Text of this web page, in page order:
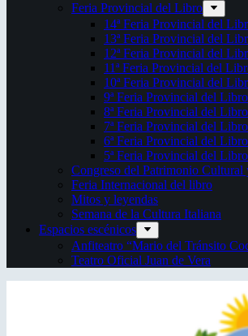
Feria Provincial del Libro
14ª Feria Provincial del
13ª Feria Provincial del
12ª Feria Provincial del
11ª Feria Provincial del
10ª Feria Provincial del
9ª Feria Provincial del Libro
8ª Feria Provincial del Libro
7ª Feria Provincial del Libro
6ª Feria Provincial del Libro
5ª Feria Provincial del Libro
Congreso del Patrimonio Cultural
Feria Internacional del libro
Mitos y leyendas
Semana de la Cultura Italiana
Espacios escénicos
Anfiteatro “Mario del Tránsito
Teatro Oficial Juan de Vera